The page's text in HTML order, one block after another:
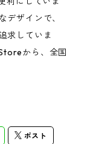
デザインで、
求していま
から、全国
ポスト